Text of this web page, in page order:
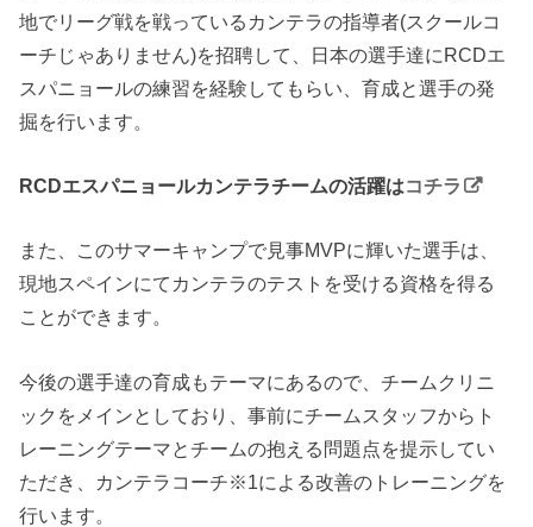
地でリーグ戦を戦っているカンテラの指導者(スクールコ
ーチじゃありません)を招聘して、日本の選手達にRCDエ
スパニョールの練習を経験してもらい、育成と選手の発
掘を行います。
RCDエスパニョールカンテラチームの活躍はコチラ
また、このサマーキャンプで見事MVPに輝いた選手は、
現地スペインにてカンテラのテストを受ける資格を得る
ことができます。
今後の選手達の育成もテーマにあるので、チームクリニ
ックをメインとしており、事前にチームスタッフからト
レーニングテーマとチームの抱える問題点を提示してい
ただき、カンテラコーチ※1による改善のトレーニングを
行います。